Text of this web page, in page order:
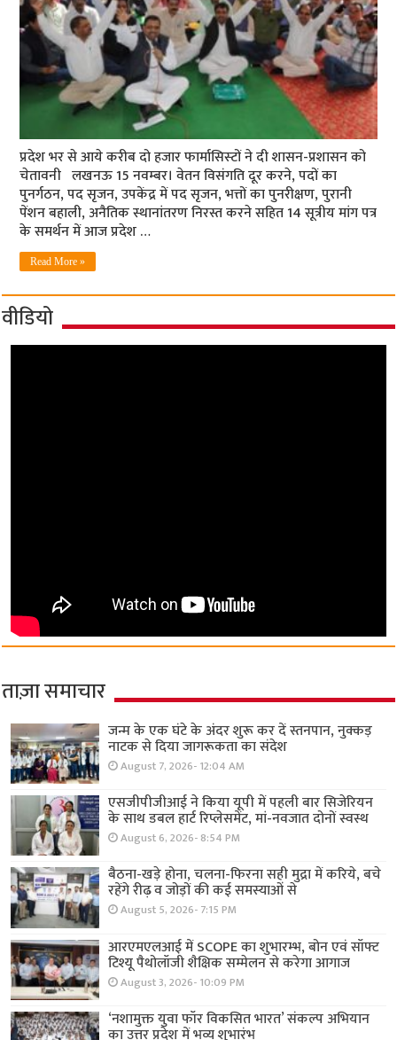
प्रदेश भर से आये करीब दो हजार फार्मासिस्‍टों ने दी शासन-प्रशासन को
चेतावनी लखनऊ 15 नवम्‍बर। वेतन विसंगति दूर करने, पदों का
पुनर्गठन, पद सृजन, उपकेंद्र में पद सृजन, भत्तों का पुनरीक्षण, पुरानी
पेंशन बहाली, अनैतिक स्थानांतरण निरस्त करने सहित 14 सूत्रीय मांग पत्र
के समर्थन में आज प्रदेश …
Read More »
वीडियो
ताज़ा समाचार
जन्म के एक घंटे के अंदर शुरू कर दें स्तनपान, नुक्कड़
नाटक से दिया जागरूकता का संदेश
August 7, 2026- 12:04 AM
एसजीपीजीआई ने किया यूपी में पहली बार सिजेरियन
के साथ डबल हार्ट रिप्लेसमेंट, मां-नवजात दोनों स्वस्थ
August 6, 2026- 8:54 PM
बैठना-खड़े होना, चलना-फिरना सही मुद्रा में करिये, बचे
रहेंगे रीढ़ व जोड़ों की कई समस्याओं से
August 5, 2026- 7:15 PM
आरएमएलआई में SCOPE का शुभारम्भ, बोन एवं सॉफ्ट
टिश्यू पैथोलॉजी शैक्षिक सम्मेलन से करेगा आगाज
August 3, 2026- 10:09 PM
‘नशामुक्त युवा फॉर विकसित भारत’ संकल्प अभियान
का उत्तर प्रदेश में भव्य शुभारंभ